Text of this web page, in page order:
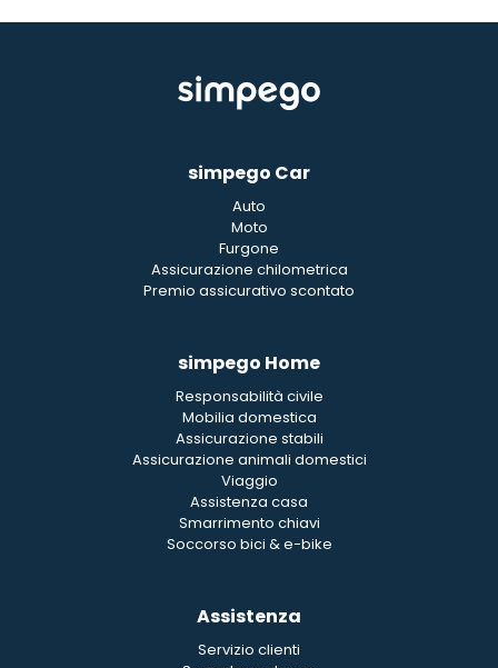
simpego Car
Auto
Moto
Furgone
Assicurazione chilometrica
Premio assicurativo scontato
simpego Home
Responsabilità civile
Mobilia domestica
Assicurazione stabili
Assicurazione animali domestici
Viaggio
Assistenza casa
Smarrimento chiavi
Soccorso bici & e-bike
Assistenza
Servizio clienti